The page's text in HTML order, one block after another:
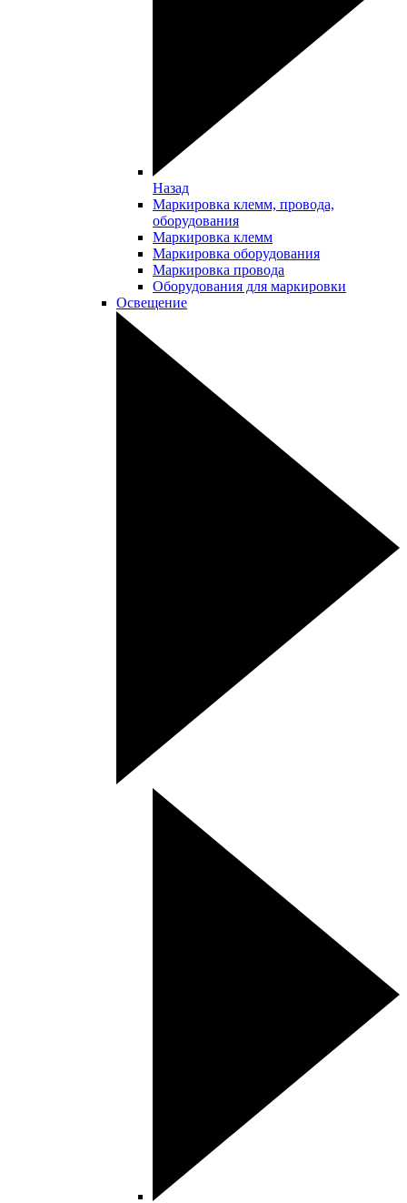
Назад
Маркировка клемм, провода,
оборудования
Маркировка клемм
Маркировка оборудования
Маркировка провода
Оборудования для маркировки
Освещение